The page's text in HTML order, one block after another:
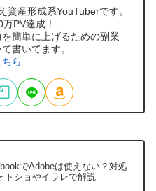
資産形成系YouTuberです。
PV達成！
簡単に上げるための副業
書いてます。
ちら
でAdobeは使えない？対処
トショやイラレで解説